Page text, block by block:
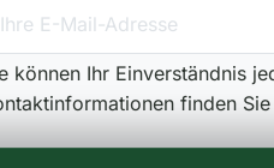
können Ihr Einverständnis
finden